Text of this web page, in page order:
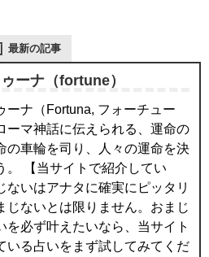
最新の記事
ーナ（fortune）
ーナ（Fortuna, フォーチュー
ーマ神話に伝えられる、運命の
の車輪を司り、人々の運命を決
。 【当サイトで紹介してい
ないはアナタに確実にピッタリ
じないとは限りません。おまじ
を必ず叶えたいなら、当サイト
いる占いをまず試してみてくだ